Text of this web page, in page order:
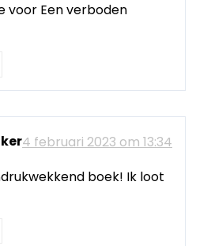
voor Een verboden
4 februari 2023 om 13:34
boek! Ik loot